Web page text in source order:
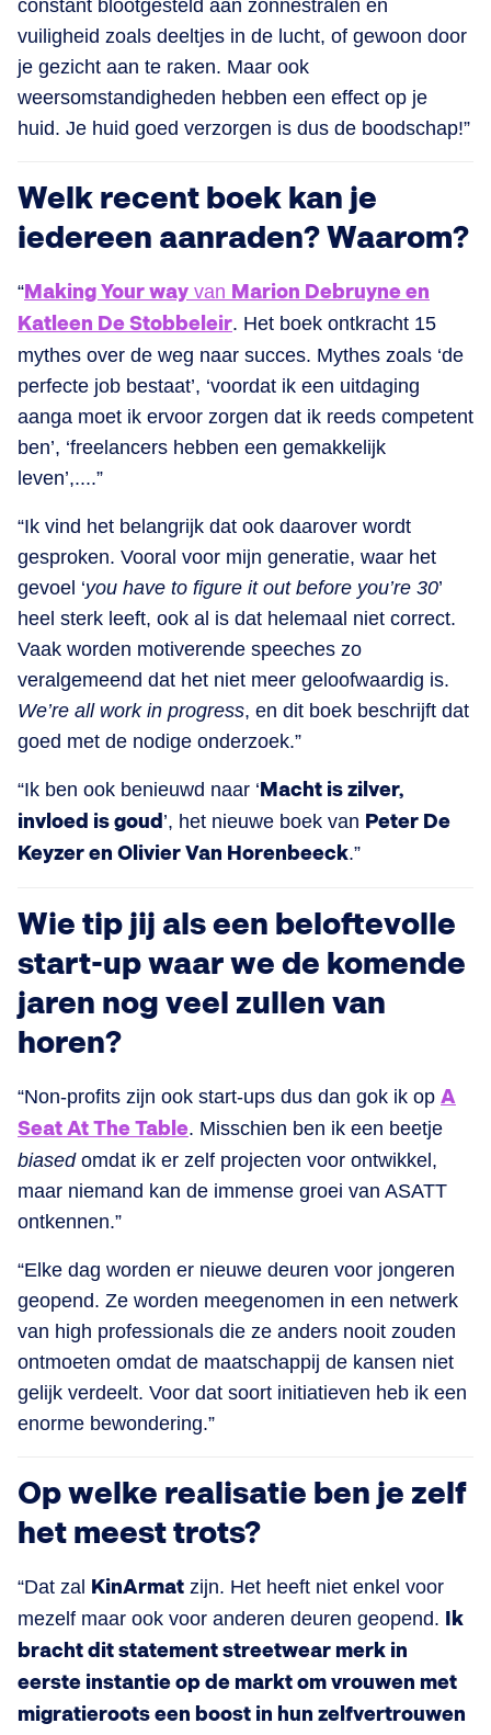
constant blootgesteld aan zonnestralen en
vuiligheid zoals deeltjes in de lucht, of gewoon door
je gezicht aan te raken. Maar ook
weersomstandigheden hebben een effect op je
huid. Je huid goed verzorgen is dus de boodschap!”
Welk recent boek kan je
iedereen aanraden? Waarom?
“Making Your way van Marion Debruyne en
Katleen De Stobbeleir. Het boek ontkracht 15
mythes over de weg naar succes. Mythes zoals ‘de
perfecte job bestaat’, ‘voordat ik een uitdaging
aanga moet ik ervoor zorgen dat ik reeds competent
ben’, ‘freelancers hebben een gemakkelijk
leven’,....”
“Ik vind het belangrijk dat ook daarover wordt
gesproken. Vooral voor mijn generatie, waar het
gevoel ‘you have to figure it out before you’re 30’
heel sterk leeft, ook al is dat helemaal niet correct.
Vaak worden motiverende speeches zo
veralgemeend dat het niet meer geloofwaardig is.
We’re all work in progress, en dit boek beschrijft dat
goed met de nodige onderzoek.”
“Ik ben ook benieuwd naar ‘Macht is zilver,
invloed is goud ’, het nieuwe boek van Peter De
Keyzer en Olivier Van Horenbeeck.”
Wie tip jij als een beloftevolle
start-up waar we de komende
jaren nog veel zullen van
horen?
“Non-profits zijn ook start-ups dus dan gok ik op A
Seat At The Table. Misschien ben ik een beetje
biasedomdat ik er zelf projecten voor ontwikkel,
maar niemand kan de immense groei van ASATT
ontkennen.”
“Elke dag worden er nieuwe deuren voor jongeren
geopend. Ze worden meegenomen in een netwerk
van high professionals die ze anders nooit zouden
ontmoeten omdat de maatschappij de kansen niet
gelijk verdeelt. Voor dat soort initiatieven heb ik een
enorme bewondering.”
Op welke realisatie ben je zelf
het meest trots?
“Dat zal KinArmat zijn. Het heeft niet enkel voor
mezelf maar ook voor anderen deuren geopend. Ik
bracht dit statement streetwear merk in
eerste instantie op de markt om vrouwen met
migratieroots een boost in hun zelfvertrouwen